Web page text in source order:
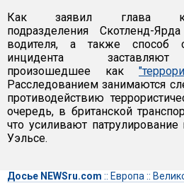
Как заявил глава
подразделения Скотленд-
водителя, а также способ
инцидента заставляют
произошедшее как
Расследованием занимаются
противодействию
очередь, в британской
что усиливают
Уэльсе.
Досье NEWSru.com :: Европа ::